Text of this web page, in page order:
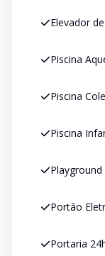
Elevador
Piscina
Piscina
Piscina
Playground
Portão
Portaria